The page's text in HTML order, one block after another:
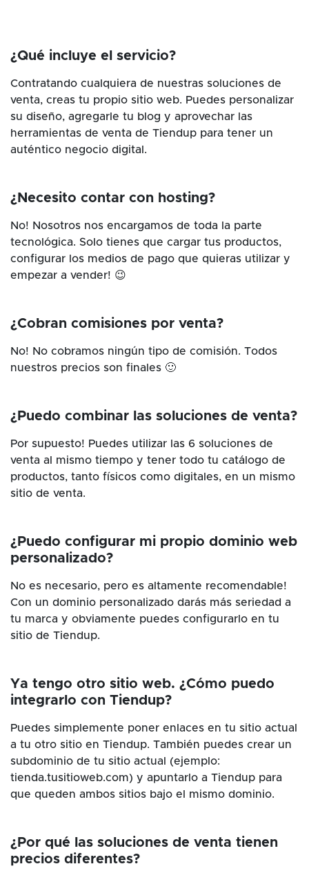
¿Qué incluye el servicio?
Contratando cualquiera de nuestras soluciones de
venta, creas tu propio sitio web. Puedes personalizar
su diseño, agregarle tu blog y aprovechar las
herramientas de venta de Tiendup para tener un
auténtico negocio digital.
¿Necesito contar con hosting?
No! Nosotros nos encargamos de toda la parte
tecnológica. Solo tienes que cargar tus productos,
configurar los medios de pago que quieras utilizar y
empezar a vender! 😉
¿Cobran comisiones por venta?
No! No cobramos ningún tipo de comisión. Todos
nuestros precios son finales 🙂
¿Puedo combinar las soluciones de venta?
Por supuesto! Puedes utilizar las 6 soluciones de
venta al mismo tiempo y tener todo tu catálogo de
productos, tanto físicos como digitales, en un mismo
sitio de venta.
¿Puedo configurar mi propio dominio web
personalizado?
No es necesario, pero es altamente recomendable!
Con un dominio personalizado darás más seriedad a
tu marca y obviamente puedes configurarlo en tu
sitio de Tiendup.
Ya tengo otro sitio web. ¿Cómo puedo
integrarlo con Tiendup?
Puedes simplemente poner enlaces en tu sitio actual
a tu otro sitio en Tiendup. También puedes crear un
subdominio de tu sitio actual (ejemplo:
tienda.tusitioweb.com) y apuntarlo a Tiendup para
que queden ambos sitios bajo el mismo dominio.
¿Por qué las soluciones de venta tienen
precios diferentes?